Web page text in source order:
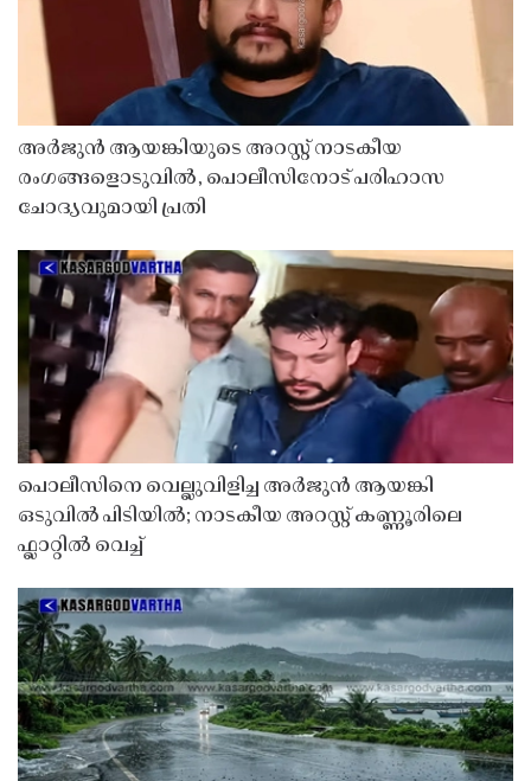
അർജുൻ ആയങ്കിയുടെ അറസ്റ്റ് നാടകീയ
രംഗങ്ങളൊടുവിൽ, പൊലീസിനോട് പരിഹാസ
ചോദ്യവുമായി പ്രതി
പൊലീസിനെ വെല്ലുവിളിച്ച അർജുൻ ആയങ്കി
ഒടുവിൽ പിടിയിൽ; നാടകീയ അറസ്റ്റ് കണ്ണൂരിലെ
ഫ്ലാറ്റിൽ വെച്ച്